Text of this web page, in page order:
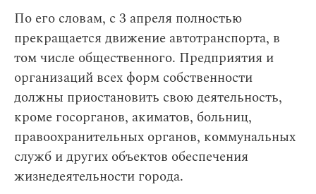
По его словам, с 3 апреля полностью
прекращается движение автотранспорта, в
том числе общественного. Предприятия и
организаций всех форм собственности
должны приостановить свою деятельность,
кроме госорганов, акиматов, больниц,
правоохранительных органов, коммунальных
служб и других объектов обеспечения
жизнедеятельности города.